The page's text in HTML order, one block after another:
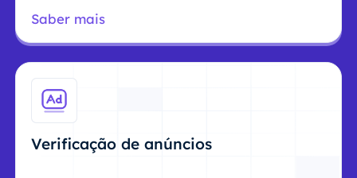
Saber mais
Verificação de anúncios